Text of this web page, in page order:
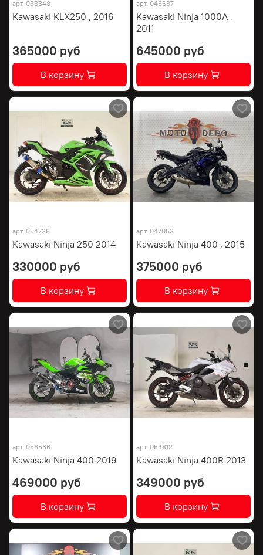
арт. 038348
Kawasaki KLX250 , 2016
365000 руб
В корзину
арт. 048687
Kawasaki Ninja 1000A ,
2011
645000 руб
В корзину
арт. 054728
Kawasaki Ninja 250 2014
330000 руб
В корзину
арт. 047052
Kawasaki Ninja 400 , 2015
375000 руб
В корзину
арт. 056566
Kawasaki Ninja 400 2019
469000 руб
В корзину
арт. 054812
Kawasaki Ninja 400R 2013
349000 руб
В корзину